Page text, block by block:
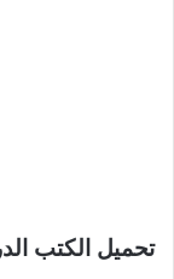
تحميل الكتب